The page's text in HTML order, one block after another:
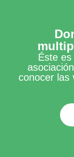
Éste
conocer las